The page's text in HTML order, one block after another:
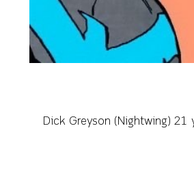
Dick Greyson (Nightwing) 21